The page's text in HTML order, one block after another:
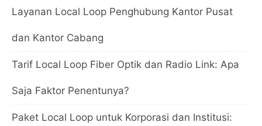
Layanan Local Loop Penghubung Kantor Pusat
dan Kantor Cabang
Tarif Local Loop Fiber Optik dan Radio Link: Apa
Saja Faktor Penentunya?
Paket Local Loop untuk Korporasi dan Institusi: